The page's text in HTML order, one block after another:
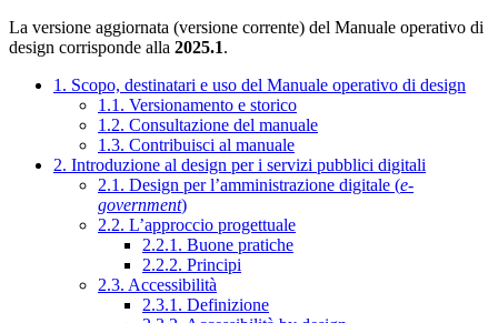
La versione aggiornata (versione corrente) del Manuale operativo di
design corrisponde alla 2025.1.
1. Scopo, destinatari e uso del Manuale operativo di design
1.1. Versionamento e storico
1.2. Consultazione del manuale
1.3. Contribuisci al manuale
2. Introduzione al design per i servizi pubblici digitali
2.1. Design per l’amministrazione digitale (e-
government)
2.2. L’approccio progettuale
2.2.1. Buone pratiche
2.2.2. Principi
2.3. Accessibilità
2.3.1. Definizione